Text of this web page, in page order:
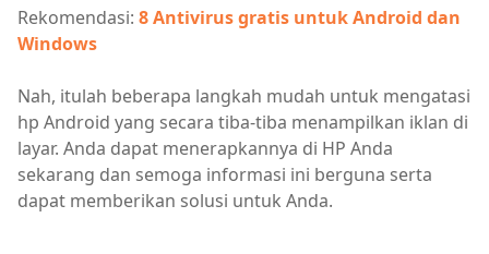
Rekomendasi: 8 Antivirus gratis untuk Android dan
Windows
Nah, itulah beberapa langkah mudah untuk mengatasi
hp Android yang secara tiba-tiba menampilkan iklan di
layar. Anda dapat menerapkannya di HP Anda
sekarang dan semoga informasi ini berguna serta
dapat memberikan solusi untuk Anda.